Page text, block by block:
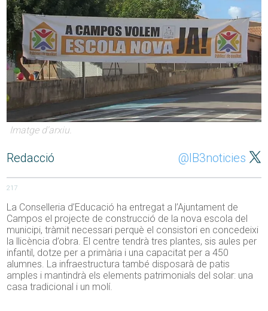
Imatge d'arxiu.
Redacció @IB3noticies
217
La Conselleria d’Educació ha entregat a l’Ajuntament de
Campos el projecte de construcció de la nova escola del
municipi, tràmit necessari perquè el consistori en concedeixi
la llicència d’obra. El centre tendrà tres plantes, sis aules per
infantil, dotze per a primària i una capacitat per a 450
alumnes. La infraestructura també disposarà de patis
amples i mantindrà els elements patrimonials del solar: una
casa tradicional i un molí.